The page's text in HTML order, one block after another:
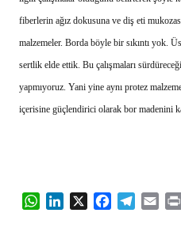
fiberlerin ağız dokusuna ve diş eti
malzemeler. Borda böyle bir sıkıntı yok.
sertlik elde ettik. Bu çalışmaları
yapmıyoruz. Yani yine aynı protez
içerisine güçlendirici olarak bor madenini
WhatsApp
LinkedIn
X Facebook